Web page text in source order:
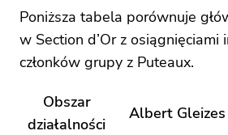
Poniższa tabela porównuje
w Section d’Or z osiągnięciami
członków grupy z Puteaux.
Obszar
działalności
Albert Gleizes